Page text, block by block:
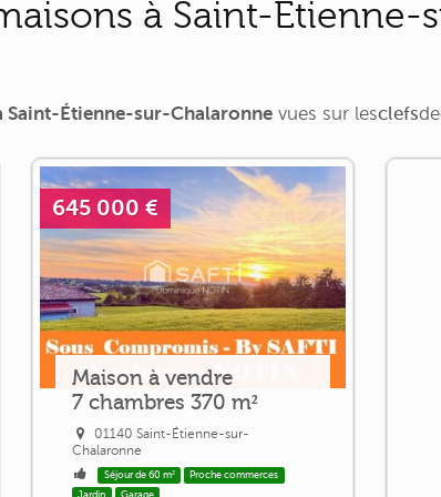
à Saint-Étienne-
Saint-Étienne-sur-Chalaronne vues sur lesclefsde
645 000 €
Maison à vendre
7 chambres 370 m²
01140 Saint-Étienne-sur-
Chalaronne
Séjour de 60 m²
Proche commerces